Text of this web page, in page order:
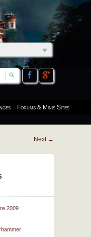
Forums & Minis Sites
Next →
2009